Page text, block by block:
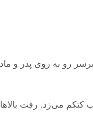
کتکم می‌زد. رفت